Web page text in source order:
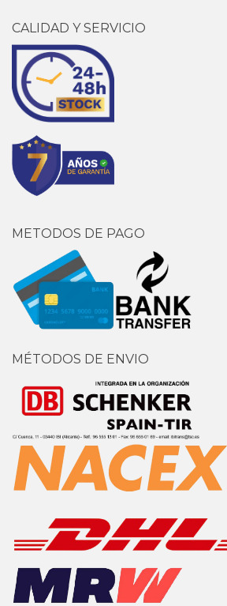
CALIDAD Y SERVICIO
METODOS DE PAGO
MÉTODOS DE ENVIO